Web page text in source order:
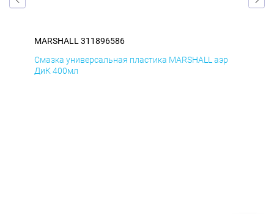
MARSHALL 311896586
Смазка универсальная пластика MARSHALL аэр
ДиК 400мл